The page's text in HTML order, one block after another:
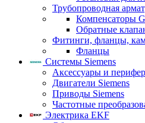
Трубопроводная
Компенсаторы
Обратные
Фитинги, фланцы,
Фланцы
Системы Siemens
Аксессуары и
Двигатели Siemens
Приводы Siemens
Частотные
Электрика EKF